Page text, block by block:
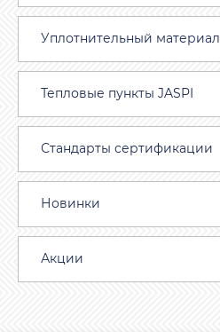
Уплотнительный материал
Тепловые пункты JASPI
Стандарты сертификации
Новинки
Акции